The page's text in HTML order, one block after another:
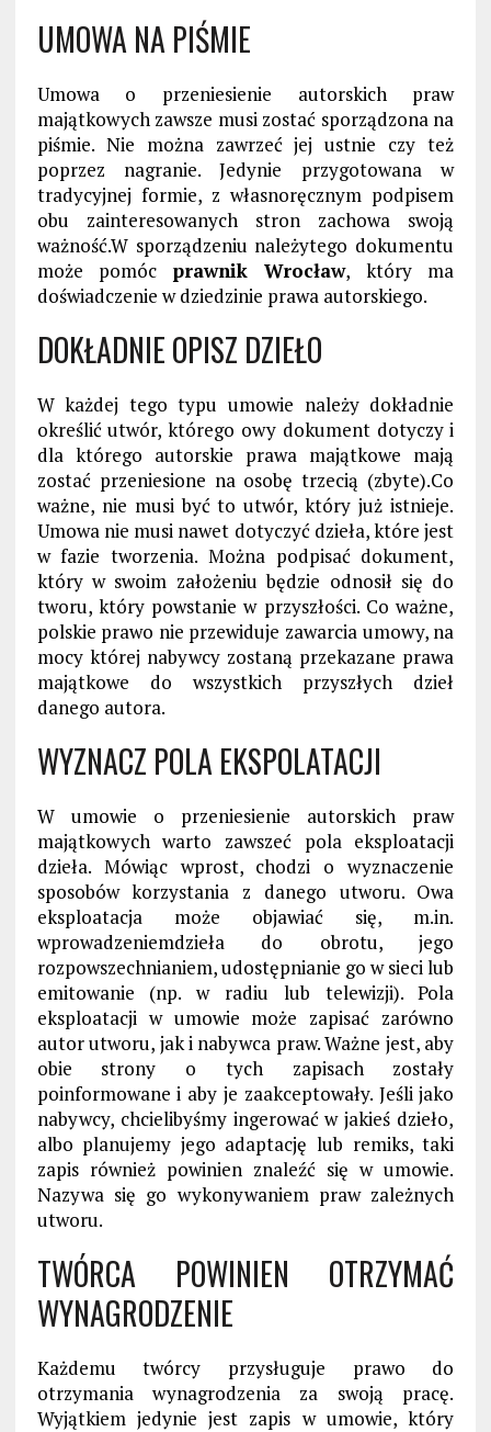
UMOWA NA PIŚMIE
Umowa o przeniesienie autorskich praw
majątkowych zawsze musi zostać sporządzona na
piśmie. Nie można zawrzeć jej ustnie czy też
poprzez nagranie. Jedynie przygotowana w
tradycyjnej formie, z własnoręcznym podpisem
obu zainteresowanych stron zachowa swoją
ważność.W sporządzeniu należytego dokumentu
może pomóc prawnik Wrocław, który ma
doświadczenie w dziedzinie prawa autorskiego.
DOKŁADNIE OPISZ DZIEŁO
W każdej tego typu umowie należy dokładnie
określić utwór, którego owy dokument dotyczy i
dla którego autorskie prawa majątkowe mają
zostać przeniesione na osobę trzecią (zbyte).Co
ważne, nie musi być to utwór, który już istnieje.
Umowa nie musi nawet dotyczyć dzieła, które jest
w fazie tworzenia. Można podpisać dokument,
który w swoim założeniu będzie odnosił się do
tworu, który powstanie w przyszłości. Co ważne,
polskie prawo nie przewiduje zawarcia umowy, na
mocy której nabywcy zostaną przekazane prawa
majątkowe do wszystkich przyszłych dzieł
danego autora.
WYZNACZ POLA EKSPOLATACJI
W umowie o przeniesienie autorskich praw
majątkowych warto zawszeć pola eksploatacji
dzieła. Mówiąc wprost, chodzi o wyznaczenie
sposobów korzystania z danego utworu. Owa
eksploatacja może objawiać się, m.in.
wprowadzeniemdzieła do obrotu, jego
rozpowszechnianiem, udostępnianie go w sieci lub
emitowanie (np. w radiu lub telewizji). Pola
eksploatacji w umowie może zapisać zarówno
autor utworu, jak i nabywca praw. Ważne jest, aby
obie strony o tych zapisach zostały
poinformowane i aby je zaakceptowały. Jeśli jako
nabywcy, chcielibyśmy ingerować w jakieś dzieło,
albo planujemy jego adaptację lub remiks, taki
zapis również powinien znaleźć się w umowie.
Nazywa się go wykonywaniem praw zależnych
utworu.
TWÓRCA POWINIEN OTRZYMAĆ
WYNAGRODZENIE
Każdemu twórcy przysługuje prawo do
otrzymania wynagrodzenia za swoją pracę.
Wyjątkiem jedynie jest zapis w umowie, który